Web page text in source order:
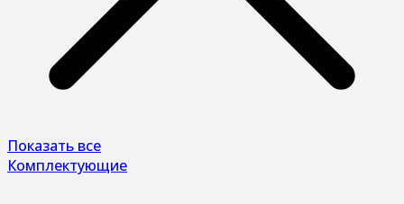
Показать все
Комплектующие